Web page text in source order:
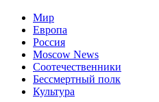
Мир
Европа
Россия
Moscow News
Соотечественники
Бессмертный полк
Культура